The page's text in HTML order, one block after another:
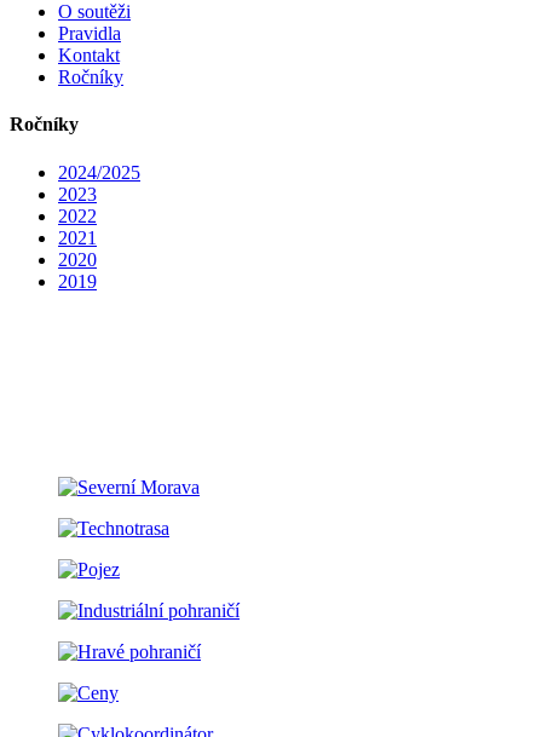
O soutěži
Pravidla
Kontakt
Ročníky
Ročníky
2024/2025
2023
2022
2021
2020
2019